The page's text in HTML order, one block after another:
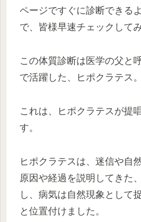
ページですぐに診断できる
で、皆様早速チェックして
この体質診断は医学の父と
で活躍した、ヒポクラテス。
これは、ヒポクラテスが提
す。
ヒポクラテスは、迷信や自
原因や経過を説明してきた
し、病気は自然現象として
と位置付けました。